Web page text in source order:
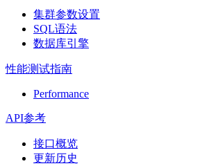
集群参数设置
SQL语法
数据库引擎
性能测试指南
Performance
API参考
接口概览
更新历史